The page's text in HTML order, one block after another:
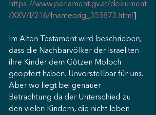
https://www.parlament.gv.at/dokument
/XXV/I/216/fnameorig_355873.html
Im Alten Testament wird beschrieben,
dass die Nachbarvölker der Israeliten
ihre Kinder dem Götzen Moloch
geopfert haben. Unvorstellbar für uns.
Aber wo liegt bei genauer
Betrachtung da der Unterschied zu
den vielen Kindern, die nicht leben